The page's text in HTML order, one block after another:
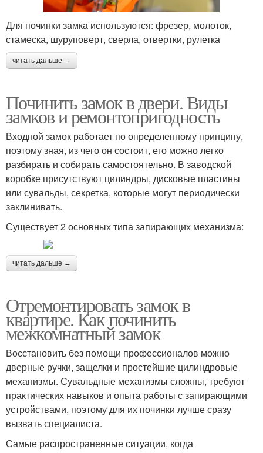
Для починки замка используются: фрезер, молоток,
стамеска, шуруповерт, сверла, отвертки, рулетка
читать дальше →
Починить замок в двери. Виды
замков и ремонтопригодность
Входной замок работает по определенному принципу,
поэтому зная, из чего он состоит, его можно легко
разбирать и собирать самостоятельно. В заводской
коробке присутствуют цилиндры, дисковые пластины
или сувальды, секретка, которые могут периодически
заклинивать.
Существует 2 основных типа запирающих механизма:
читать дальше →
Отремонтировать замок в
квартире. Как починить
межкомнатный замок
Восстановить без помощи профессионалов можно
дверные ручки, защелки и простейшие цилиндровые
механизмы. Сувальдные механизмы сложны, требуют
практических навыков и опыта работы с запирающими
устройствами, поэтому для их починки лучше сразу
вызвать специалиста.
Самые распространенные ситуации, когда